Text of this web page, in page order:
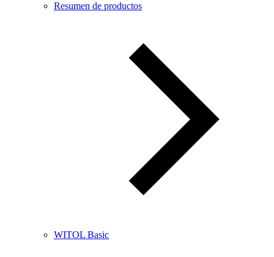
Resumen de productos
WITOL Basic